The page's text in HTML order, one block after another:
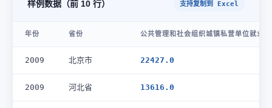
样例数据（前 10 行） 支持复制到 Excel
年份 省份 公共管理和社会组织城镇私营单位就业
2009 北京市 22427.0
2009 河北省 13616.0